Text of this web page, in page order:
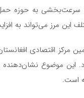
سرعت‌بخشی به حوزه
مرز می‌تواند به
این موضوع نشان‌دهنده
است.